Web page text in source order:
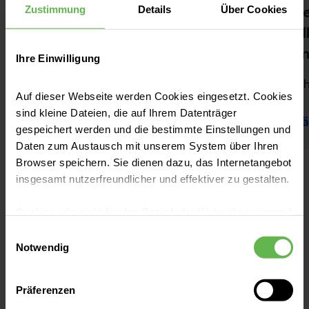
Zustimmung Details Über Cookies
Ihre Einwilligung
Auf dieser Webseite werden Cookies eingesetzt. Cookies
sind kleine Dateien, die auf Ihrem Datenträger
gespeichert werden und die bestimmte Einstellungen und
Daten zum Austausch mit unserem System über Ihren
Browser speichern. Sie dienen dazu, das Internetangebot
insgesamt nutzerfreundlicher und effektiver zu gestalten.
eingesetzt werden.
Es steht Ihnen frei, unsere Seite mit nur den notwendigen
Cookies zu benutzen, eine individuelle Auswahl
Notwendig
Präferenzen
Deutsche Gesellschaft für Hals-
Nasen-Ohren-Heilkunde, Kopf- und
Hals-Chirurgie e.V. (DGHNO-KHC)
Nähere Infos
Ausbildung Berufliche Laufbahn